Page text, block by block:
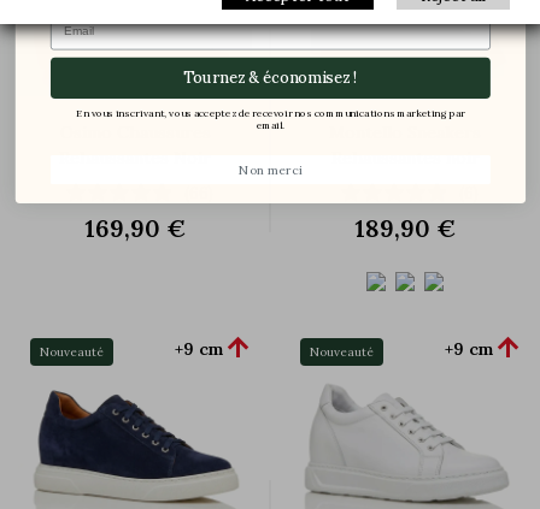
169,90 € 189,90 €
Nouveauté +9 cm  Nouveauté +9 cm 
Tournez & économisez !
En vous inscrivant, vous acceptez de recevoir nos communications marketing par
email.
Non merci